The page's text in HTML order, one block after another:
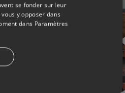
se fonder sur leur
y opposer dans
dans Paramètres